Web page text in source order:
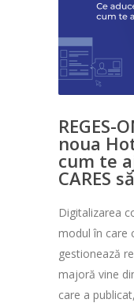
REGES-
noua
cum te
CARES
Digitalizarea
modul în care
gestionează
majoră vine
care a